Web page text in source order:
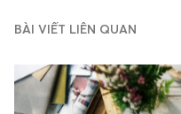
BÀI VIẾT LIÊN QUAN